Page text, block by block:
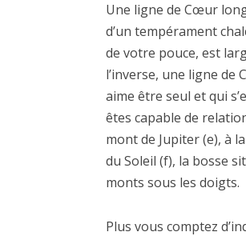
Une ligne de Cœur
d’un tempérament
de votre pouce, est
l’inverse, une ligne de
aime être seul et qui
êtes capable de
mont de Jupiter (e), à
du Soleil (f), la bosse
monts sous les doigts.
Plus vous comptez